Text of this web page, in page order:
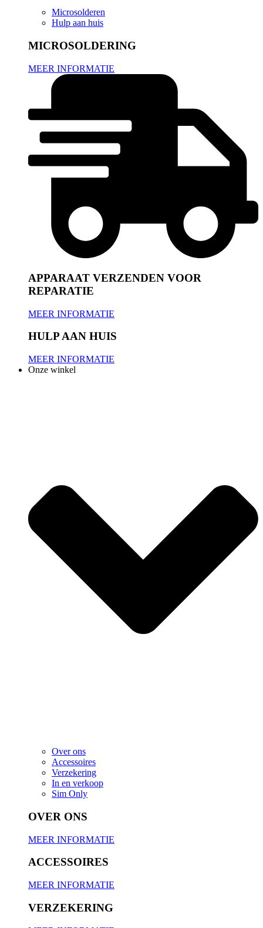
Microsolderen
Hulp aan huis
MICROSOLDERING
MEER INFORMATIE
APPARAAT VERZENDEN VOOR
REPARATIE
MEER INFORMATIE
HULP AAN HUIS
MEER INFORMATIE
Onze winkel
Over ons
Accessoires
Verzekering
In en verkoop
Sim Only
OVER ONS
MEER INFORMATIE
ACCESSOIRES
MEER INFORMATIE
VERZEKERING